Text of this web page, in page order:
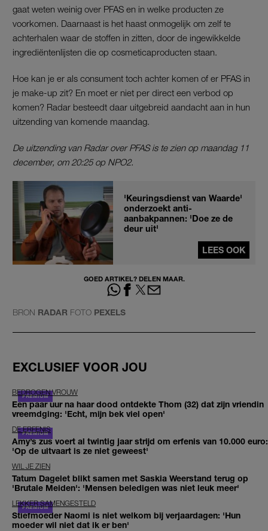
gaat weten weinig over PFAS en in welke producten ze
voorkomen. Daarnaast is het haast onmogelijk om zelf te
achterhalen waar de stoffen in zitten, door de ingewikkelde
ingrediëntenlijsten die op cosmeticaproducten staan.
Hoe kan je er als consument toch achter komen of er PFAS in
je make-up zit? En moet er niet per direct een verbod op
komen? Radar besteedt daar uitgebreid aandacht aan in hun
uitzending van komende maandag.
De uitzending van Radar over PFAS is te zien op maandag 11
december, om 20:25 op NPO2.
'Keuringsdienst van Waarde'
onderzoekt anti-
aanbakpannen: 'Doe ze de
deur uit'
LEES OOK
GOED ARTIKEL? DELEN MAAR.
BRON RADAR FOTO PEXELS
EXCLUSIEF VOOR JOU
BEDROGEN VROUW
Een paar uur na haar dood ontdekte Thom (32) dat zijn vriendin
vreemdging: 'Echt, mijn bek viel open'
DE ERFENIS
Amy’s zus voert al twintig jaar strijd om erfenis van 10.000 euro:
'Op de uitvaart is ze niet geweest'
WIL JE ZIEN
Tatum Dagelet blikt samen met Saskia Weerstand terug op
'Brutale Meiden': 'Mensen beledigen was niet leuk meer'
LEKKER SAMENGESTELD
Stiefmoeder Naomi is niet welkom bij verjaardagen: 'Hun
moeder wil niet dat ik er ben'